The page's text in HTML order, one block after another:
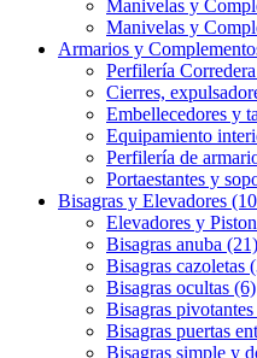
Manivelas y
Manivelas y
Armarios y
Perfilería
Cierres,
Embellecedores y
Equipamiento
Perfilería de
Portaestantes y
Bisagras y Elevadores
Elevadores y
Bisagras anuba (21)
Bisagras cazoletas
Bisagras ocultas (6)
Bisagras
Bisagras puertas
Bisagras simple y